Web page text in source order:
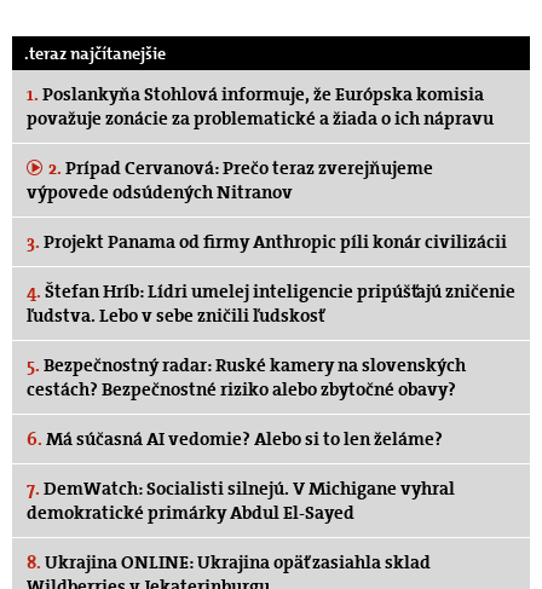
.teraz najčítanejšie
1. Poslankyňa Stohlová informuje, že Európska komisia
považuje zonácie za problematické a žiada o ich nápravu
2. Prípad Cervanová: Prečo teraz zverejňujeme
výpovede odsúdených Nitranov
3. Projekt Panama od firmy Anthropic píli konár civilizácii
4. Štefan Hríb: Lídri umelej inteligencie pripúšťajú zničenie
ľudstva. Lebo v sebe zničili ľudskosť
5. Bezpečnostný radar: Ruské kamery na slovenských
cestách? Bezpečnostné riziko alebo zbytočné obavy?
6. Má súčasná AI vedomie? Alebo si to len želáme?
7. DemWatch: Socialisti silnejú. V Michigane vyhral
demokratické primárky Abdul El-Sayed
8. Ukrajina ONLINE: Ukrajina opäť zasiahla sklad